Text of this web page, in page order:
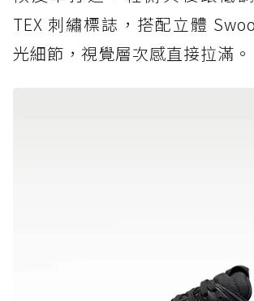
TEX 刺繡標誌，搭配立體
光細節，視覺層次感直接拉滿。